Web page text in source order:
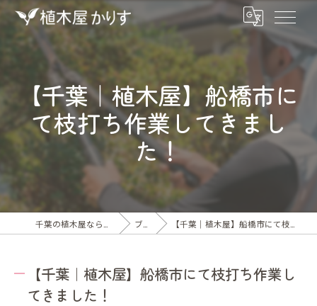
【千葉｜植木屋】船橋市に
て枝打ち作業してきまし
た！
ブログ 【千葉｜植木屋】船橋市にて枝打ち作業してきました！
【千葉｜植木屋】船橋市にて枝打ち作業し
てきました！